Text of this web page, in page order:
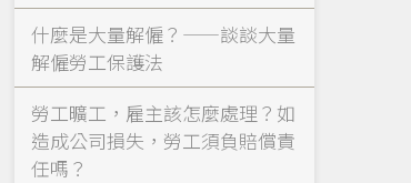
什麼是大量解僱？——談談大量
解僱勞工保護法
勞工曠工，雇主該怎麼處理？如
造成公司損失，勞工須負賠償責
任嗎？